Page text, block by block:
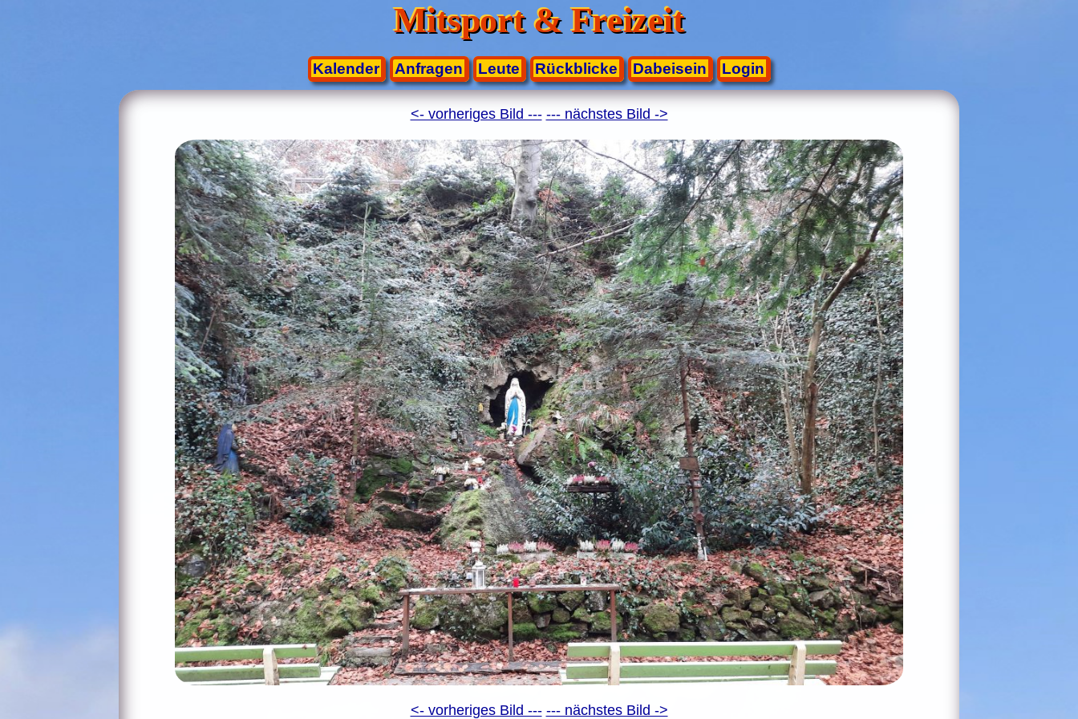
Mitsport & Freizeit
Kalender Anfragen Leute Rückblicke Dabeisein Login
<- vorheriges Bild --- --- nächstes Bild ->
<- vorheriges Bild --- --- nächstes Bild ->